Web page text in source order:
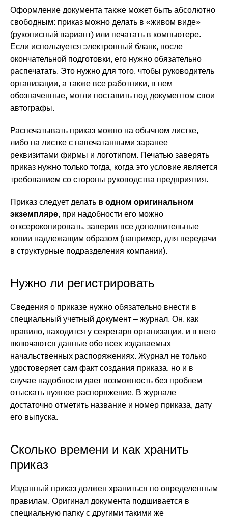
Оформление документа также может быть абсолютно
свободным: приказ можно делать в «живом виде»
(рукописный вариант) или печатать в компьютере.
Если используется электронный бланк, после
окончательной подготовки, его нужно обязательно
распечатать. Это нужно для того, чтобы руководитель
организации, а также все работники, в нем
обозначенные, могли поставить под документом свои
автографы.
Распечатывать приказ можно на обычном листке,
либо на листке с напечатанными заранее
реквизитами фирмы и логотипом. Печатью заверять
приказ нужно только тогда, когда это условие является
требованием со стороны руководства предприятия.
Приказ следует делать в одном оригинальном
экземпляре, при надобности его можно
отксерокопировать, заверив все дополнительные
копии надлежащим образом (например, для передачи
в структурные подразделения компании).
Нужно ли регистрировать
Сведения о приказе нужно обязательно внести в
специальный учетный документ – журнал. Он, как
правило, находится у секретаря организации, и в него
включаются данные обо всех издаваемых
начальственных распоряжениях. Журнал не только
удостоверяет сам факт создания приказа, но и в
случае надобности дает возможность без проблем
отыскать нужное распоряжение. В журнале
достаточно отметить название и номер приказа, дату
его выпуска.
Сколько времени и как хранить
приказ
Изданный приказ должен храниться по определенным
правилам. Оригинал документа подшивается в
специальную папку с другими такими же